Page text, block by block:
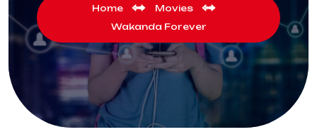
Home
Movies
Wakanda Forever